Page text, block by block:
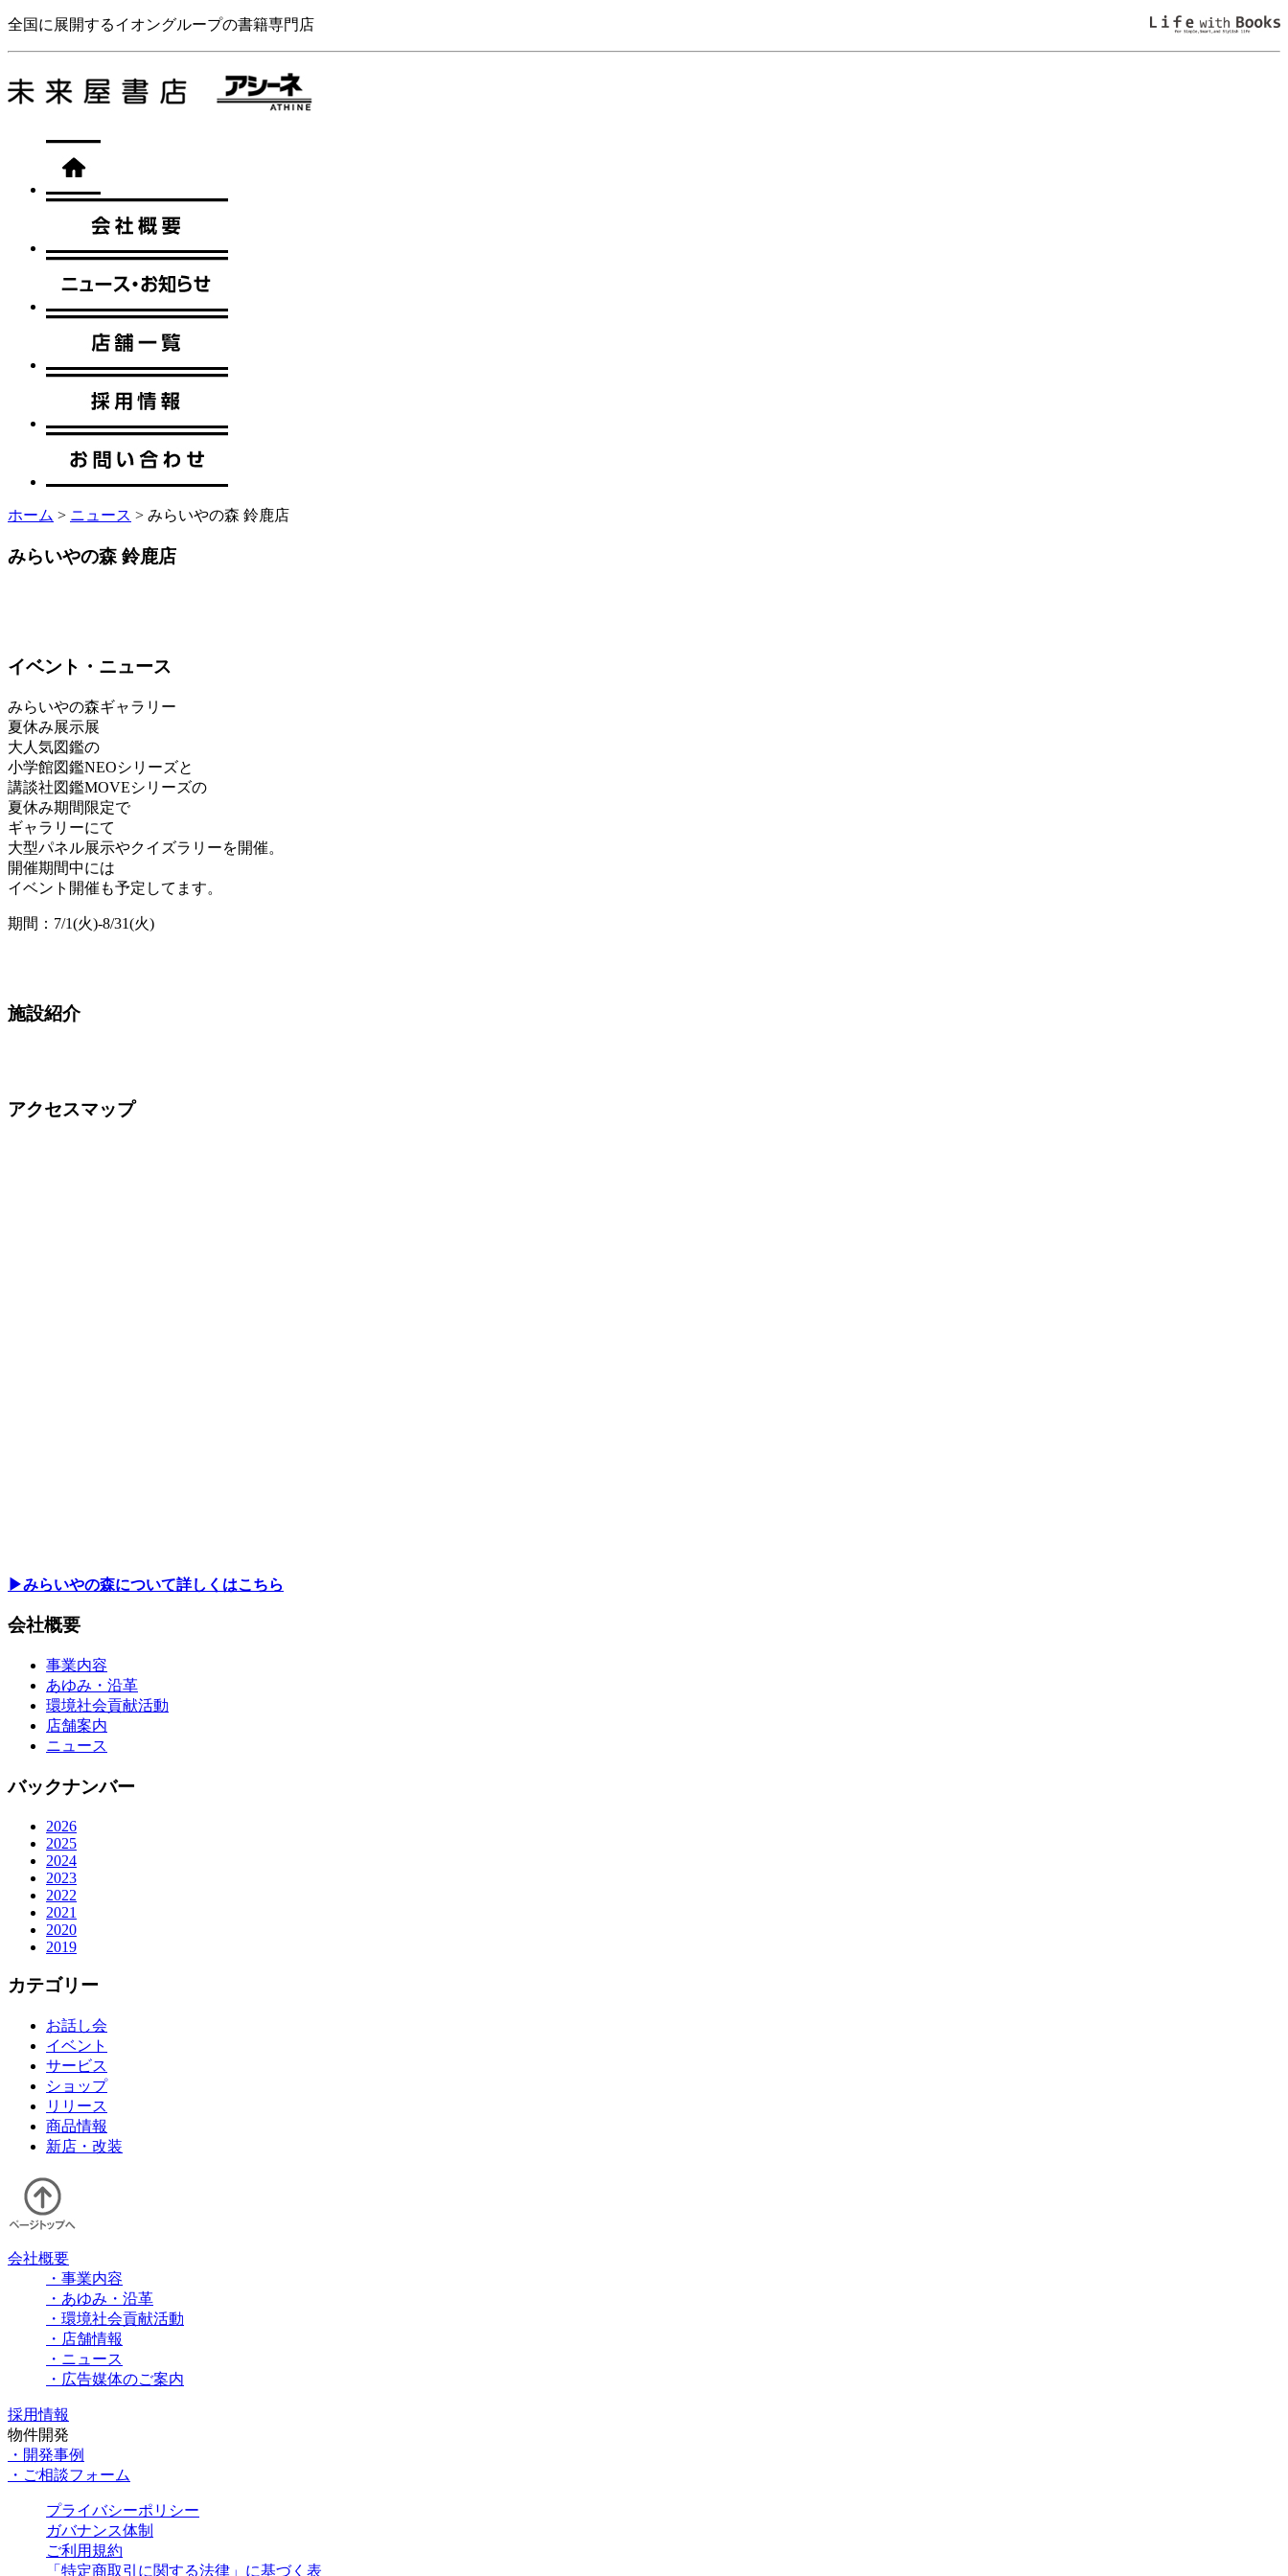
全国に展開するイオングループの書籍専門店
ホーム > ニュース > みらいやの森 鈴鹿店
みらいやの森 鈴鹿店
イベント・ニュース
みらいやの森ギャラリー
夏休み展示展
大人気図鑑の
小学館図鑑NEOシリーズと
講談社図鑑MOVEシリーズの
夏休み期間限定で
ギャラリーにて
大型パネル展示やクイズラリーを開催。
開催期間中には
イベント開催も予定してます。
期間：7/1(火)-8/31(火)
施設紹介
アクセスマップ
▶みらいやの森について詳しくはこちら
会社概要
事業内容
あゆみ・沿革
環境社会貢献活動
店舗案内
ニュース
バックナンバー
2026
2025
2024
2023
2022
2021
2020
2019
カテゴリー
お話し会
イベント
サービス
ショップ
リリース
商品情報
新店・改装
会社概要
・事業内容
・あゆみ・沿革
・環境社会貢献活動
・店舗情報
・ニュース
・広告媒体のご案内
採用情報
物件開発
・開発事例
・ご相談フォーム
プライバシーポリシー
ガバナンス体制
ご利用規約
「特定商取引に関する法律」に基づく表